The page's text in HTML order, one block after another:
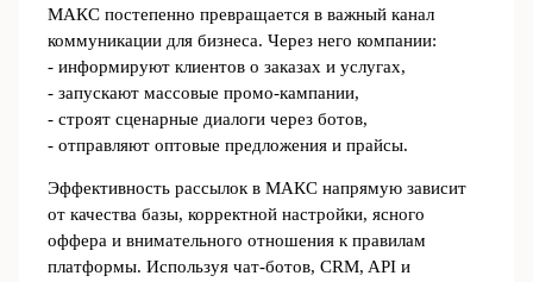
МАКС постепенно превращается в важный канал
коммуникации для бизнеса. Через него компании:
- информируют клиентов о заказах и услугах,
- запускают массовые промо‑кампании,
- строят сценарные диалоги через ботов,
- отправляют оптовые предложения и прайсы.
Эффективность рассылок в МАКС напрямую зависит
от качества базы, корректной настройки, ясного
оффера и внимательного отношения к правилам
платформы. Используя чат‑ботов, CRM, API и